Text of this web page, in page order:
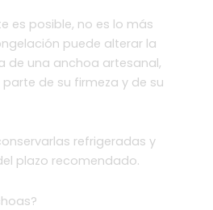
es posible, no es lo más
puede alterar la
de una anchoa artesanal,
de su firmeza y de su
refrigeradas y
plazo recomendado.